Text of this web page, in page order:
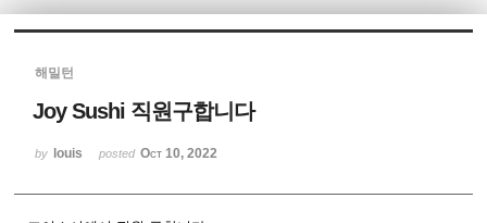
해밀턴
Joy Sushi 직원구합니다
by louis posted Oct 10, 2022
Sketchbook5, 스케치북5